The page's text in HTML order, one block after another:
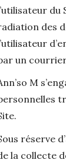
du
des
un
M
réserve
la collecte